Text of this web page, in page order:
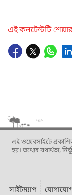
এই কনটেন্টটি
এই ওয়েবসাইটে
হয়। তথ্যের যথার্থতা,
সাইটম্যাপ